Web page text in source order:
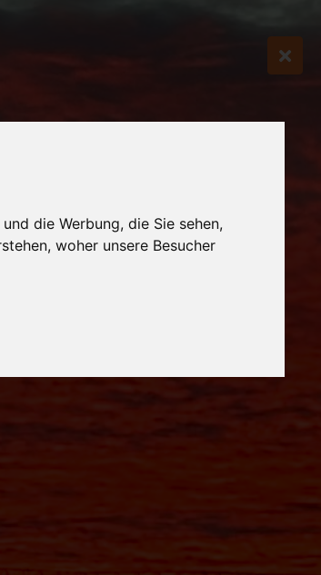
die Werbung, die Sie sehen,
woher unsere Besucher